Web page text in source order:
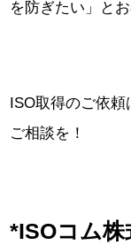
を防ぎたい」と
ISO取得のご依頼
ご相談を！
*ISOコム